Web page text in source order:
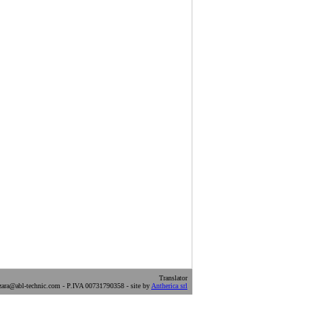
Translator
technic.com - P.IVA 00731790358 - site by Antherica srl